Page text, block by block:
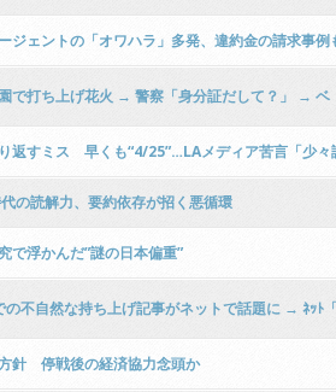
ジェントの「オワハラ」多発、違約金の請求事例
で打ち上げ花火 → 警察「身分証だして？」 →
返すミス 早くも“4/25”…LAメディア苦言「少々
の読解力、要約依存が招く悪循環
浮かんだ”謎の日本偏重”
不自然な持ち上げ記事がネットで話題に → ﾈｯ
針 停戦後の経済協力念頭か